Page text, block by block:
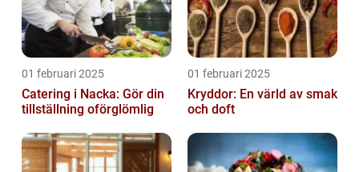
01 februari 2025
Catering i Nacka: Gör din
tillställning oförglömlig
01 februari 2025
Kryddor: En värld av smak
och doft